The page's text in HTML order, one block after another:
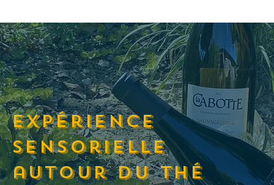
expérience
sensorielle
autour du thé